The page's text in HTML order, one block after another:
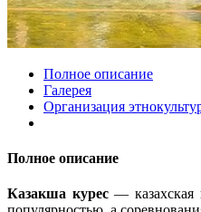
Полное описание
Галерея
Организация
Полное описание
Казакша курес— казахская